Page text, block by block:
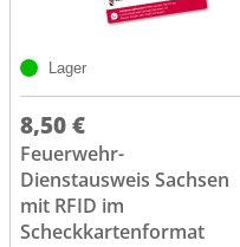
Lager
8,50 €
Feuerwehr-
Dienstausweis Sachsen
mit RFID im
Scheckkartenformat